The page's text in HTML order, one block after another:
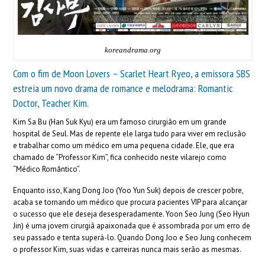
koreandrama.org
Com o fim de Moon Lovers – Scarlet Heart Ryeo, a emissora SBS
estreia um novo drama de romance e melodrama: Romantic
Doctor, Teacher Kim.
Kim Sa Bu (Han Suk Kyu) era um famoso cirurgião em um grande
hospital de Seul. Mas de repente ele larga tudo para viver em reclusão
e trabalhar como um médico em uma pequena cidade. Ele, que era
chamado de “Professor Kim”, fica conhecido neste vilarejo como
“Médico Romântico”.
Enquanto isso, Kang Dong Joo (Yoo Yun Suk) depois de crescer pobre,
acaba se tornando um médico que procura pacientes VIP para alcançar
o sucesso que ele deseja desesperadamente. Yoon Seo Jung (Seo Hyun
Jin) é uma jovem cirurgiã apaixonada que é assombrada por um erro de
seu passado e tenta superá-lo. Quando Dong Joo e Seo Jung conhecem
o professor Kim, suas vidas e carreiras nunca mais serão as mesmas.